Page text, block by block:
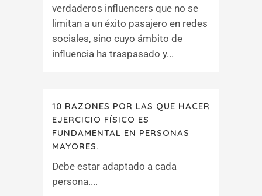
verdaderos influencers que no se
limitan a un éxito pasajero en redes
sociales, sino cuyo ámbito de
influencia ha traspasado y...
10 RAZONES POR LAS QUE HACER
EJERCICIO FÍSICO ES
FUNDAMENTAL EN PERSONAS
MAYORES.
Debe estar adaptado a cada
persona....